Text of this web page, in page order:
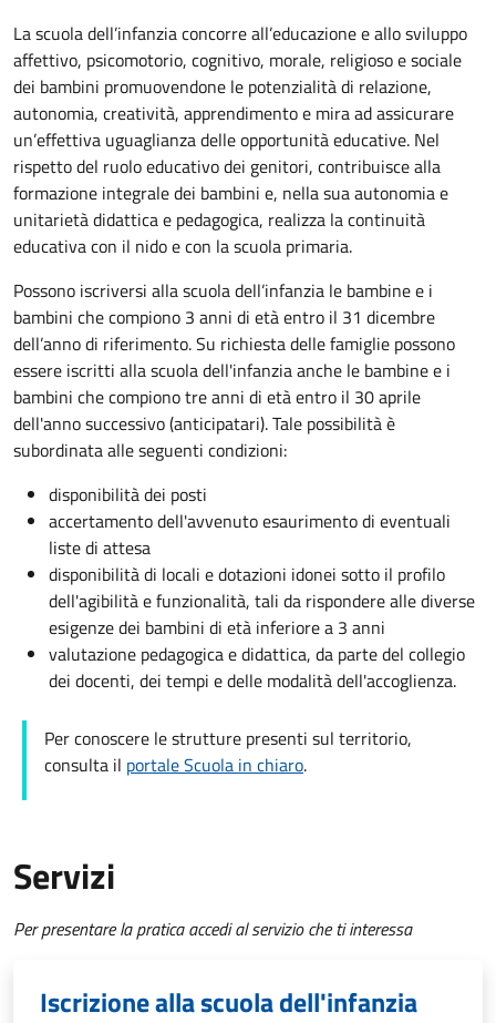
La scuola dell’infanzia concorre all’educazione e allo sviluppo
affettivo, psicomotorio, cognitivo, morale, religioso e sociale
dei bambini promuovendone le potenzialità di relazione,
autonomia, creatività, apprendimento e mira ad assicurare
un’effettiva uguaglianza delle opportunità educative. Nel
rispetto del ruolo educativo dei genitori, contribuisce alla
formazione integrale dei bambini e, nella sua autonomia e
unitarietà didattica e pedagogica, realizza la continuità
educativa con il nido e con la scuola primaria.
Possono iscriversi alla scuola dell’infanzia le bambine e i
bambini che compiono 3 anni di età entro il 31 dicembre
dell’anno di riferimento. Su richiesta delle famiglie possono
essere iscritti alla scuola dell'infanzia anche le bambine e i
bambini che compiono tre anni di età entro il 30 aprile
dell'anno successivo (anticipatari). Tale possibilità è
subordinata alle seguenti condizioni:
disponibilità dei posti
accertamento dell'avvenuto esaurimento di eventuali
liste di attesa
disponibilità di locali e dotazioni idonei sotto il profilo
dell'agibilità e funzionalità, tali da rispondere alle diverse
esigenze dei bambini di età inferiore a 3 anni
valutazione pedagogica e didattica, da parte del collegio
dei docenti, dei tempi e delle modalità dell'accoglienza.
Per conoscere le strutture presenti sul territorio,
consulta il portale Scuola in chiaro.
Servizi
Per presentare la pratica accedi al servizio che ti interessa
Iscrizione alla scuola dell'infanzia